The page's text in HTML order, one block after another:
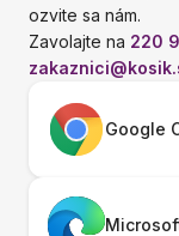
ozvite sa nám.
Zavolajte na 220
Google